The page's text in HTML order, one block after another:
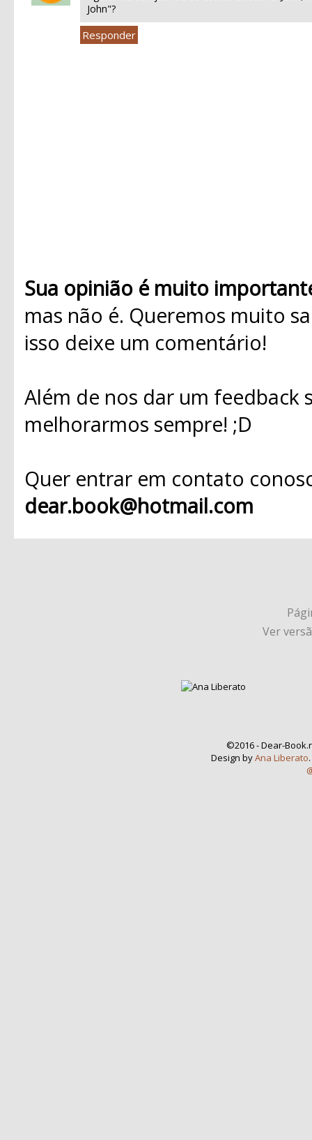
John"?
Responder
Sua opinião é muito
mas não é. Queremos muito
isso deixe um comentário!
Além de nos dar um
melhorarmos sempre! ;D
Quer entrar em contato
dear.book@hotmail.com
Ver
©2016 - Dear-
Design byAna Liberato